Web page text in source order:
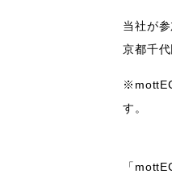
当社が
京都千
す。
「